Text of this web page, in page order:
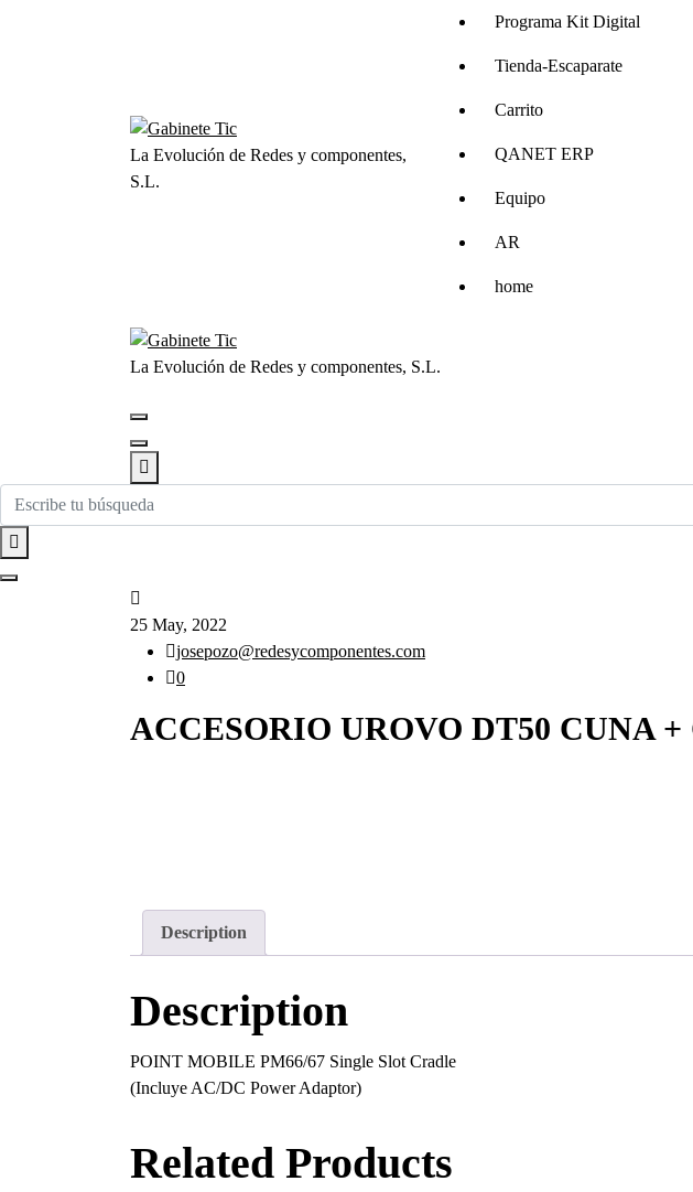
La Evolución de Redes y componentes,
S.L.
Programa Kit Digital
Tienda-Escaparate
Carrito
QANET ERP
Equipo
AR
home
La Evolución de Redes y componentes, S.L.
25 May, 2022
josepozo@redesycomponentes.com
0
ACCESORIO UROVO DT50 CUNA
Description
Description
POINT MOBILE PM66/67 Single Slot Cradle
(Incluye AC/DC Power Adaptor)
Related Products